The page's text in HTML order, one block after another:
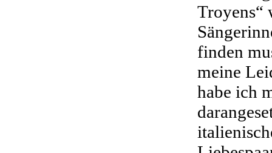
Troyens“
finden
meine
habe ich